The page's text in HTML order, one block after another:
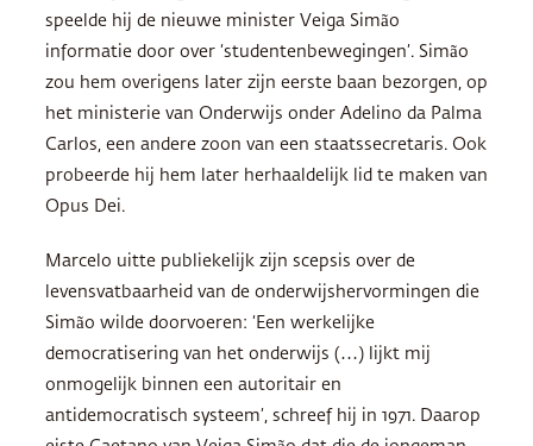
speelde hij de nieuwe minister Veiga Simão
informatie door over ‘studentenbewegingen’. Simão
zou hem overigens later zijn eerste baan bezorgen, op
het ministerie van Onderwijs onder Adelino da Palma
Carlos, een andere zoon van een staatssecretaris. Ook
probeerde hij hem later herhaaldelijk lid te maken van
Opus Dei.
Marcelo uitte publiekelijk zijn scepsis over de
levensvatbaarheid van de onderwijshervormingen die
Simão wilde doorvoeren: ‘Een werkelijke
democratisering van het onderwijs (…) lijkt mij
onmogelijk binnen een autoritair en
antidemocratisch systeem’, schreef hij in 1971. Daarop